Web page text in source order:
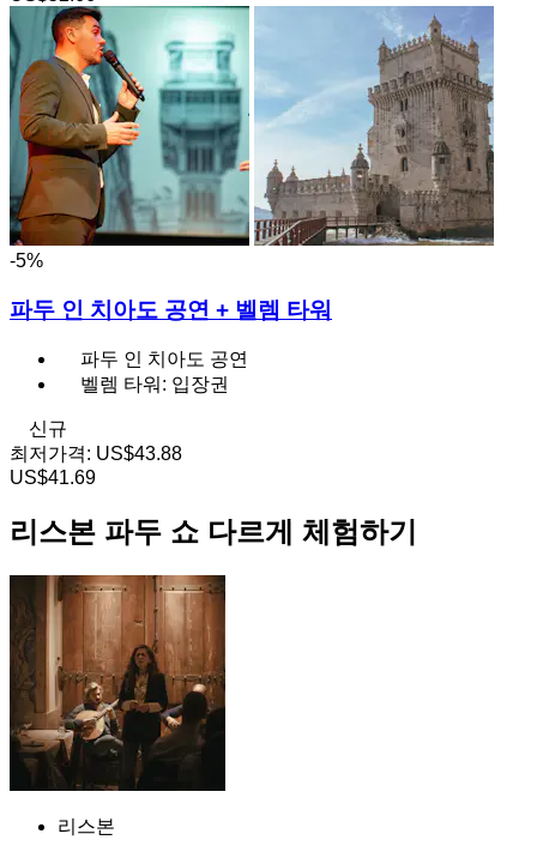
-5%
파두 인 치아도 공연 + 벨렘 타워
파두 인 치아도 공연
벨렘 타워: 입장권
신규
최저가격: US$43.88
US$41.69
리스본 파두 쇼 다르게 체험하기
리스본